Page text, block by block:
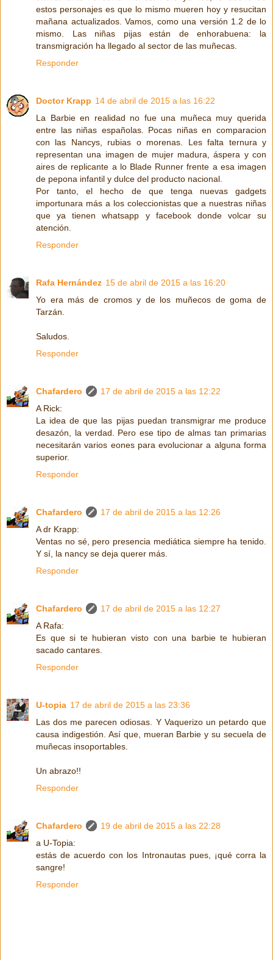
estos personajes es que lo mismo mueren hoy y resucitan
mañana actualizados. Vamos, como una versión 1.2 de lo
mismo. Las niñas pijas están de enhorabuena: la
transmigración ha llegado al sector de las muñecas.
Responder
Doctor Krapp 14 de abril de 2015 a las 16:22
La Barbie en realidad no fue una muñeca muy querida
entre las niñas españolas. Pocas niñas en comparacion
con las Nancys, rubias o morenas. Les falta ternura y
representan una imagen de mujer madura, áspera y con
aires de replicante a lo Blade Runner frente a esa imagen
de pepona infantil y dulce del producto nacional.
Por tanto, el hecho de que tenga nuevas gadgets
importunara más a los coleccionistas que a nuestras niñas
que ya tienen whatsapp y facebook donde volcar su
atención.
Responder
Rafa Hernández 15 de abril de 2015 a las 16:20
Yo era más de cromos y de los muñecos de goma de
Tarzán.
Saludos.
Responder
Chafardero
17 de abril de 2015 a las 12:22
A Rick:
La idea de que las pijas puedan transmigrar me produce
desazón, la verdad. Pero ese tipo de almas tan primarias
necesitarán varios eones para evolucionar a alguna forma
superior.
Responder
Chafardero
17 de abril de 2015 a las 12:26
A dr Krapp:
Ventas no sé, pero presencia mediática siempre ha tenido.
Y sí, la nancy se deja querer más.
Responder
Chafardero
17 de abril de 2015 a las 12:27
A Rafa:
Es que si te hubieran visto con una barbie te hubieran
sacado cantares.
Responder
U-topia 17 de abril de 2015 a las 23:36
Las dos me parecen odiosas. Y Vaquerizo un petardo que
causa indigestión. Así que, mueran Barbie y su secuela de
muñecas insoportables.
Un abrazo!!
Responder
Chafardero
19 de abril de 2015 a las 22:28
a U-Topia:
estás de acuerdo con los Intronautas pues, ¡qué corra la
sangre!
Responder